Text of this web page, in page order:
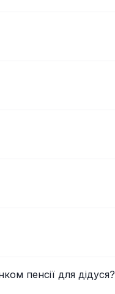
пенсії для дідуся?